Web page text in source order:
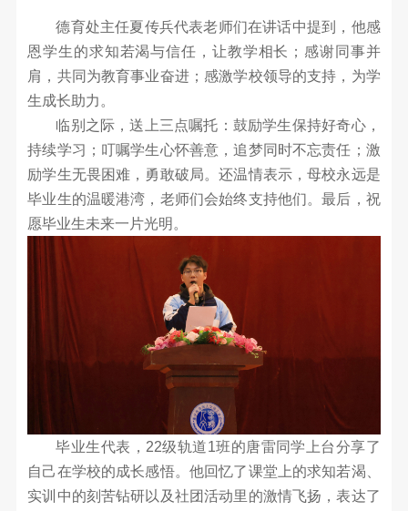
业
之
星
名
招
纳
士
校
园
德育处主任夏传兵代表老师们在讲话中提到，他感
恩学生的求知若渴与信任，让教学相长；感谢同事并
肩，共同为教育事业奋进；感激学校领导的支持，为学
生成长助力。
临别之际，送上三点嘱托：鼓励学生保持好奇心，
持续学习；叮嘱学生心怀善意，追梦同时不忘责任；激
励学生无畏困难，勇敢破局。还温情表示，母校永远是
毕业生的温暖港湾，老师们会始终支持他们。最后，祝
愿毕业生未来一片光明。
毕业生代表，22级轨道1班的唐雷同学上台分享了
自己在学校的成长感悟。他回忆了课堂上的求知若渴、
实训中的刻苦钻研以及社团活动里的激情飞扬，表达了